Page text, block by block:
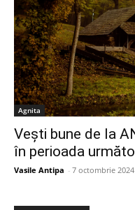
Agnita
Vești bune de la
în perioada
Vasile Antipa - 7 octombrie 2024